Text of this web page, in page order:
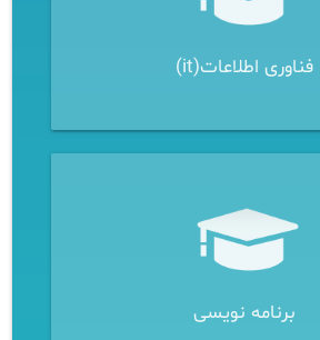
فناوری اطلاعات(it)
برنامه نویسی